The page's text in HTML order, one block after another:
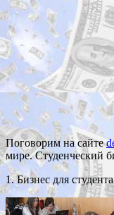
Поговорим на сайте
мире. Студенческий
1. Бизнес для